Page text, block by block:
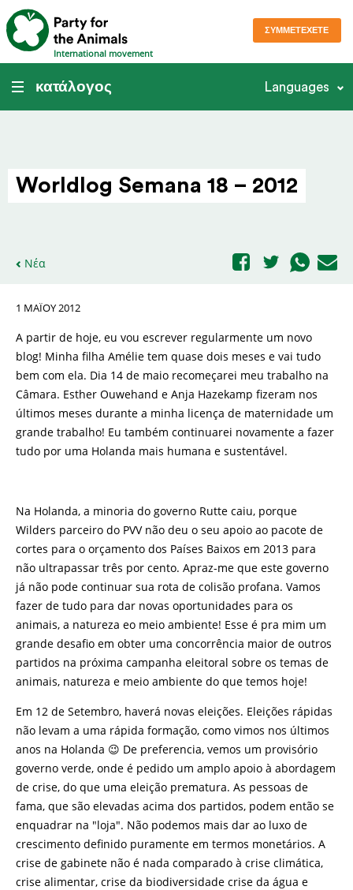
International movement
ΣΥΜΜΕΤΈΧΕΤΕ
κατάλογος Languages
Worldlog Semana 18 – 2012
Νέα
1 ΜΑΪ́ΟΥ 2012
A partir de hoje, eu vou escrever regularmente um novo
blog! Minha filha Amélie tem quase dois meses e vai tudo
bem com ela. Dia 14 de maio recomeçarei meu trabalho na
Câmara. Esther Ouwehand e Anja Hazekamp fizeram nos
últimos meses durante a minha licença de maternidade um
grande trabalho! Eu também continuarei novamente a fazer
tudo por uma Holanda mais humana e sustentável.
Na Holanda, a minoria do governo Rutte caiu, porque
Wilders parceiro do PVV não deu o seu apoio ao pacote de
cortes para o orçamento dos Países Baixos em 2013 para
não ultrapassar três por cento. Apraz-me que este governo
já não pode continuar sua rota de colisão profana. Vamos
fazer de tudo para dar novas oportunidades para os
animais, a natureza eo meio ambiente! Esse é pra mim um
grande desafio em obter uma concorrência maior de outros
partidos na próxima campanha eleitoral sobre os temas de
animais, natureza e meio ambiente do que temos hoje!
Em 12 de Setembro, haverá novas eleições. Eleições rápidas
não levam a uma rápida formação, como vimos nos últimos
anos na Holanda 😉 De preferencia, vemos um provisório
governo verde, onde é pedido um amplo apoio à abordagem
de crise, do que uma eleição prematura. As pessoas de
fama, que são elevadas acima dos partidos, podem então se
enquadrar na "loja". Não podemos mais dar ao luxo de
crescimento definido puramente em termos monetários. A
crise de gabinete não é nada comparado à crise climática,
crise alimentar, crise da biodiversidade crise da água e